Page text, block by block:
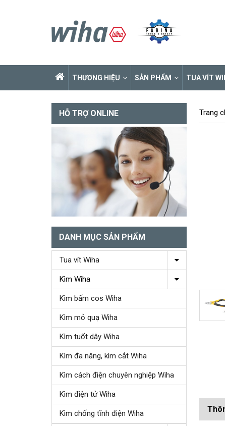
THƯƠNG HIỆU SẢN PHẨM TUA VÍT
HỖ TRỢ ONLINE
DANH MỤC SẢN PHẨM
Tua vít Wiha
Kìm Wiha
Kìm bấm cos Wiha
Kìm mỏ quạ Wiha
Kìm tuốt dây Wiha
Kìm đa năng, kìm cắt Wiha
Kìm cách điện chuyên nghiệp Wiha
Kìm điện tử Wiha
Kìm chống tĩnh điện Wiha
Trang